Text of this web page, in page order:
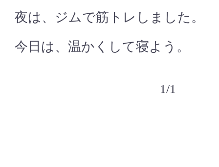
夜は、ジムで筋トレしました。
今日は、温かくして寝よう。
1/1